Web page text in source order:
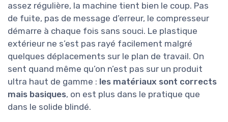
assez régulière, la machine tient bien le coup. Pas
de fuite, pas de message d’erreur, le compresseur
démarre à chaque fois sans souci. Le plastique
extérieur ne s’est pas rayé facilement malgré
quelques déplacements sur le plan de travail. On
sent quand même qu’on n’est pas sur un produit
ultra haut de gamme : les matériaux sont corrects
mais basiques, on est plus dans le pratique que
dans le solide blindé.